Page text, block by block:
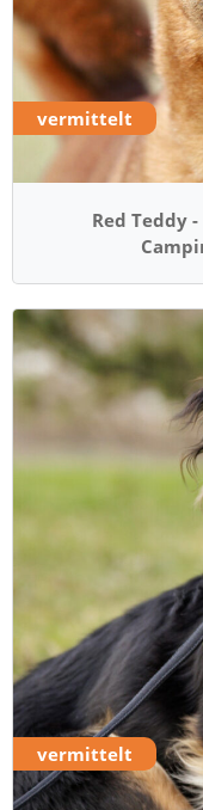
vermittelt
Red Teddy
vermittelt